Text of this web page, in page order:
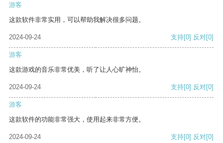
游客
这款软件非常实用，可以帮助我解决很多问题。
2024-09-24 支持[0] 反对[0]
游客
这款游戏的音乐非常优美，听了让人心旷神怡。
2024-09-24 支持[0] 反对[0]
游客
这款软件的功能非常强大，使用起来非常方便。
2024-09-24 支持[0] 反对[0]